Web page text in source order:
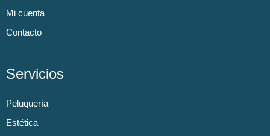
Mi cuenta
Contacto
Servicios
Peluquería
Estética